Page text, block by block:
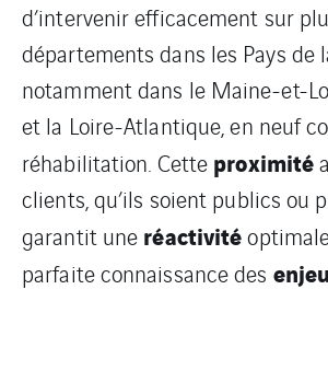
d’intervenir efficacement sur
départements dans les Pays de
notamment dans le Maine-et-
et la Loire-Atlantique, en neuf
réhabilitation. Cette proximité
clients, qu’ils soient publics ou
garantit une réactivité
parfaite connaissance des